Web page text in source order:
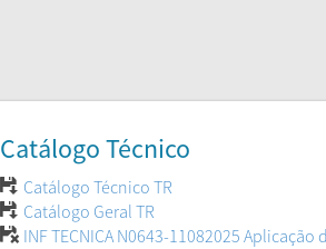
Catálogo Técnico
Catálogo Técnico TR
Catálogo Geral TR
INF TECNICA N0643-11082025